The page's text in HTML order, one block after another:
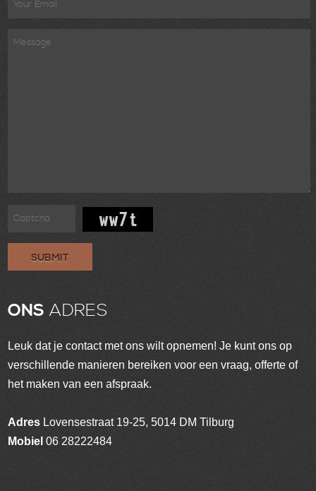
SUBMIT
ONS ADRES
Leuk dat je contact met ons wilt opnemen! Je kunt ons op
verschillende manieren bereiken voor een vraag, offerte of
het maken van een afspraak.
Adres Lovensestraat 19-25, 5014 DM Tilburg
Mobiel 06 28222484